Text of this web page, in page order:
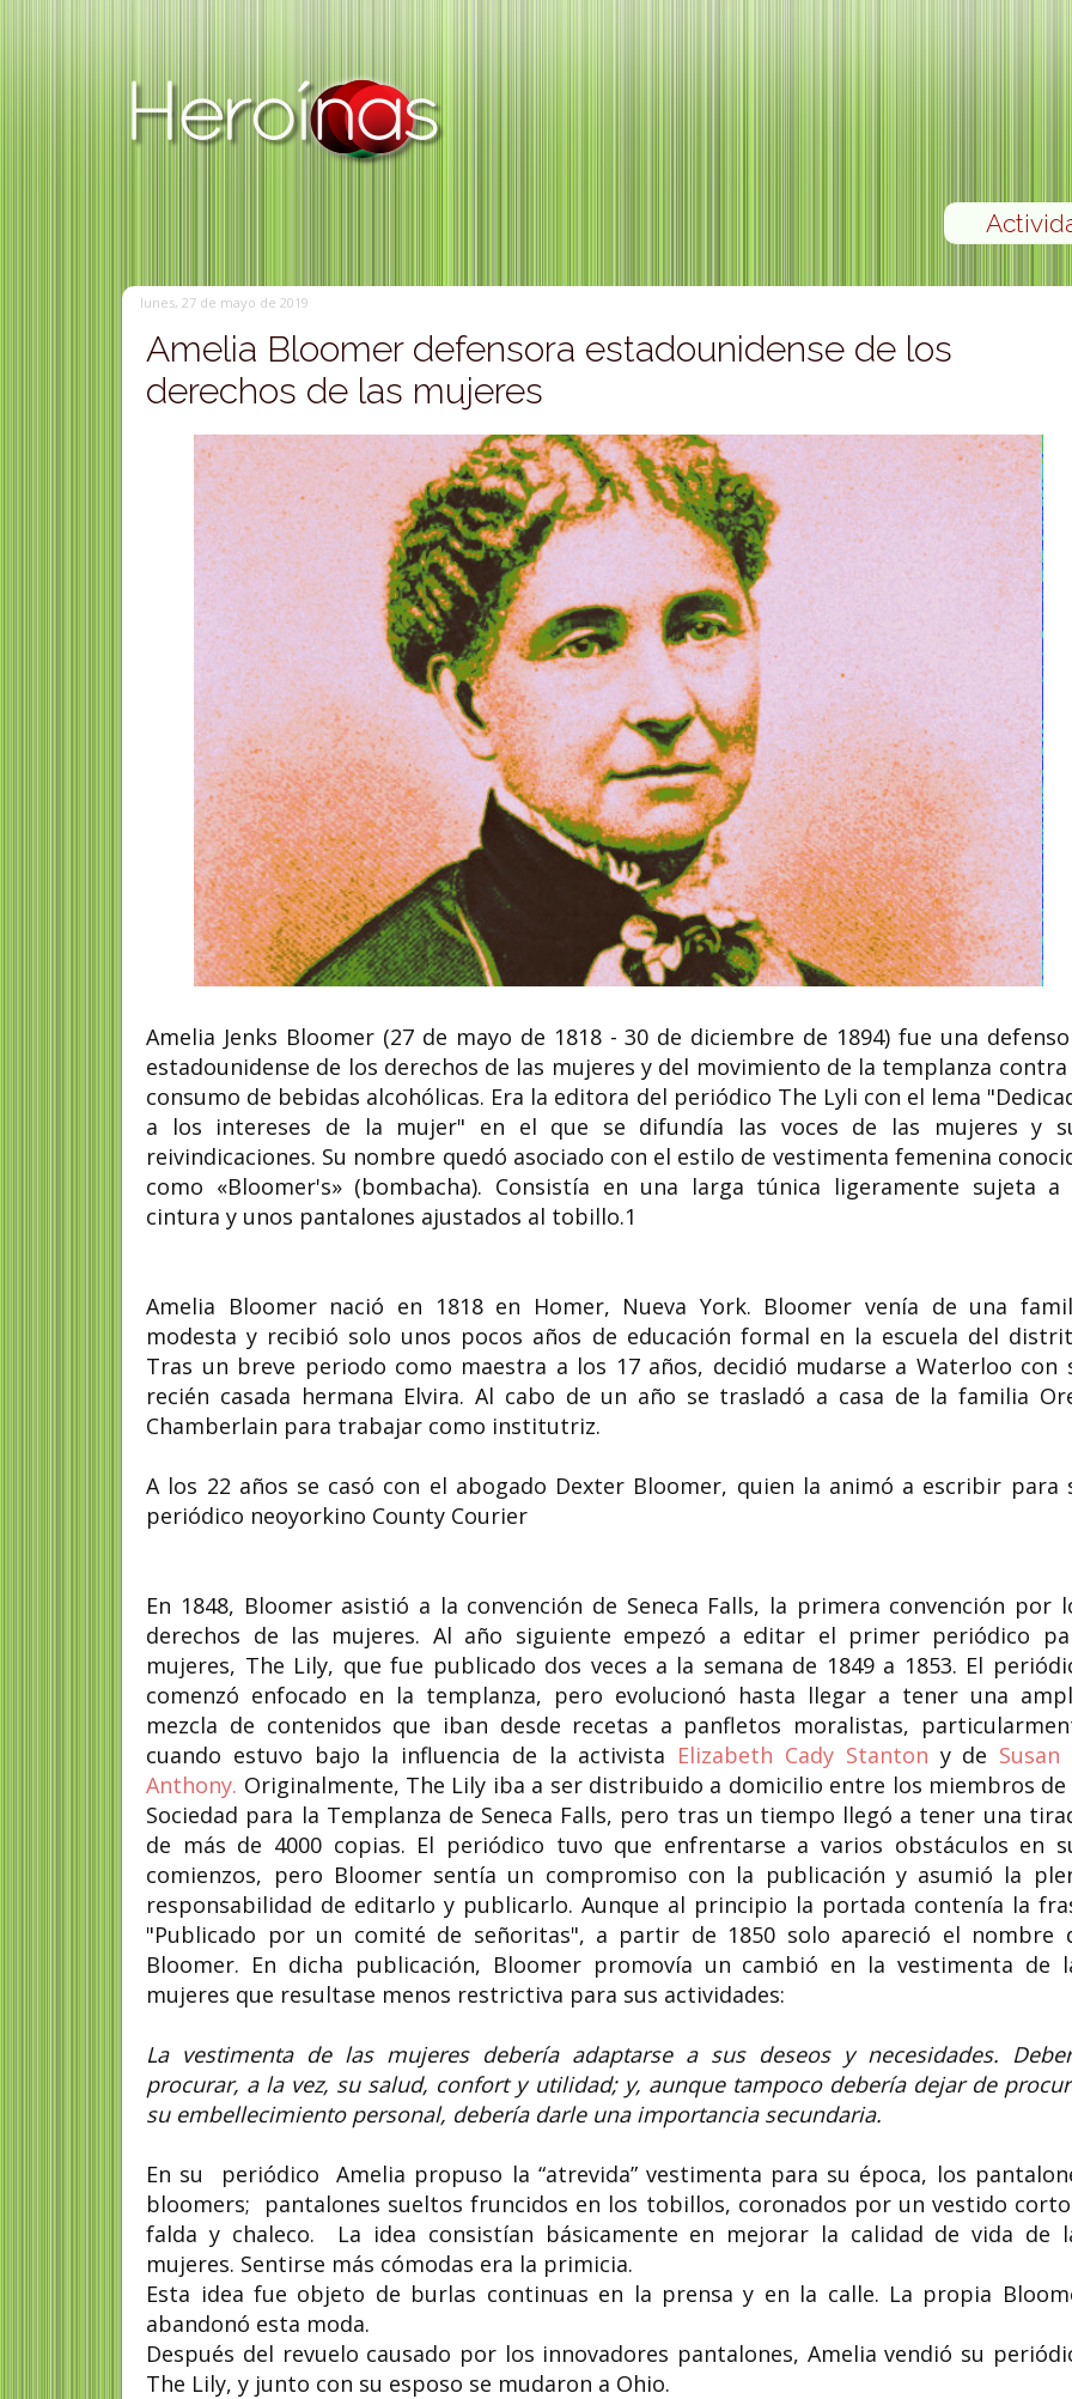
lunes, 27 de mayo de 2019
Amelia Bloomer defensora estadounidense de los
derechos de las mujeres
Amelia Jenks Bloomer (27 de mayo de 1818 - 30 de diciembre de 1894) fue una
estadounidense de los derechos de las mujeres y del movimiento de la templanza contra
consumo de bebidas alcohólicas. Era la editora del periódico The Lyli con el lema
a los intereses de la mujer" en el que se difundía las voces de las mujeres y
reivindicaciones. Su nombre quedó asociado con el estilo de vestimenta femenina
como «Bloomer's» (bombacha). Consistía en una larga túnica ligeramente sujeta a
cintura y unos pantalones ajustados al tobillo.1
Amelia Bloomer nació en 1818 en Homer, Nueva York. Bloomer venía de una
modesta y recibió solo unos pocos años de educación formal en la escuela del
Tras un breve periodo como maestra a los 17 años, decidió mudarse a Waterloo con
recién casada hermana Elvira. Al cabo de un año se trasladó a casa de la familia
Chamberlain para trabajar como institutriz.
A los 22 años se casó con el abogado Dexter Bloomer, quien la animó a escribir para
periódico neoyorkino County Courier
En 1848, Bloomer asistió a la convención de Seneca Falls, la primera convención por
derechos de las mujeres. Al año siguiente empezó a editar el primer periódico
mujeres, The Lily, que fue publicado dos veces a la semana de 1849 a 1853. El
comenzó enfocado en la templanza, pero evolucionó hasta llegar a tener una
mezcla de contenidos que iban desde recetas a panfletos moralistas,
cuando estuvo bajo la influencia de la activista Elizabeth Cady Stanton y de Susan
Anthony. Originalmente, The Lily iba a ser distribuido a domicilio entre los miembros de
Sociedad para la Templanza de Seneca Falls, pero tras un tiempo llegó a tener una
de más de 4000 copias. El periódico tuvo que enfrentarse a varios obstáculos en
comienzos, pero Bloomer sentía un compromiso con la publicación y asumió la
responsabilidad de editarlo y publicarlo. Aunque al principio la portada contenía la
"Publicado por un comité de señoritas", a partir de 1850 solo apareció el nombre
Bloomer. En dicha publicación, Bloomer promovía un cambió en la vestimenta de
mujeres que resultase menos restrictiva para sus actividades:
La vestimenta de las mujeres debería adaptarse a sus deseos y necesidades.
procurar, a la vez, su salud, confort y utilidad; y, aunque tampoco debería dejar de
su embellecimiento personal, debería darle una importancia secundaria.
En su periódico Amelia propuso la “atrevida” vestimenta para su época, los
bloomers; pantalones sueltos fruncidos en los tobillos, coronados por un vestido
falda y chaleco. La idea consistían básicamente en mejorar la calidad de vida de
mujeres. Sentirse más cómodas era la primicia.
Esta idea fue objeto de burlas continuas en la prensa y en la calle. La propia
abandonó esta moda.
Después del revuelo causado por los innovadores pantalones, Amelia vendió su
The Lily, y junto con su esposo se mudaron a Ohio.
Celia Viñas poeta española
de 1954) fue una autora...
Niède Guidon
junio de 2025 ) fue